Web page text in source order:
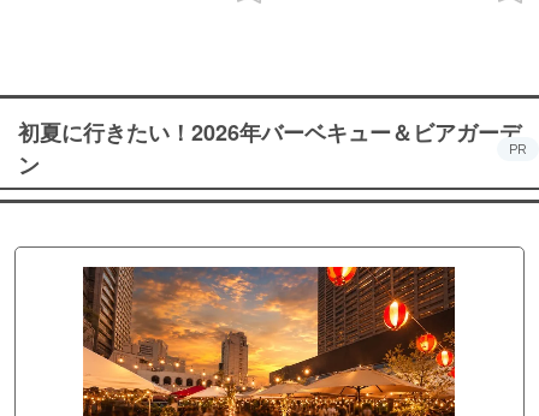
初夏に行きたい！2026年バーベキュー＆ビアガーデ
ン
PR